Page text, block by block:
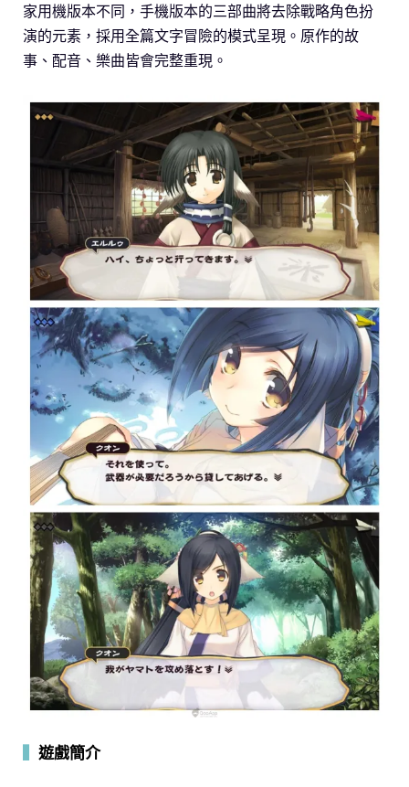
家用機版本不同，手機版本的三部曲將去除戰略角色扮
演的元素，採用全篇文字冒險的模式呈現。原作的故
事、配音、樂曲皆會完整重現。
遊戲簡介